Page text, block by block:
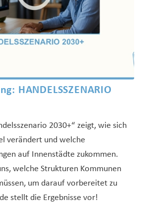
HANDELSSZENARIO
2030+“ zeigt, wie sich
verändert und welche
auf Innenstädte zukommen.
welche Strukturen Kommunen
um darauf vorbereitet zu
stellt die Ergebnisse vor!